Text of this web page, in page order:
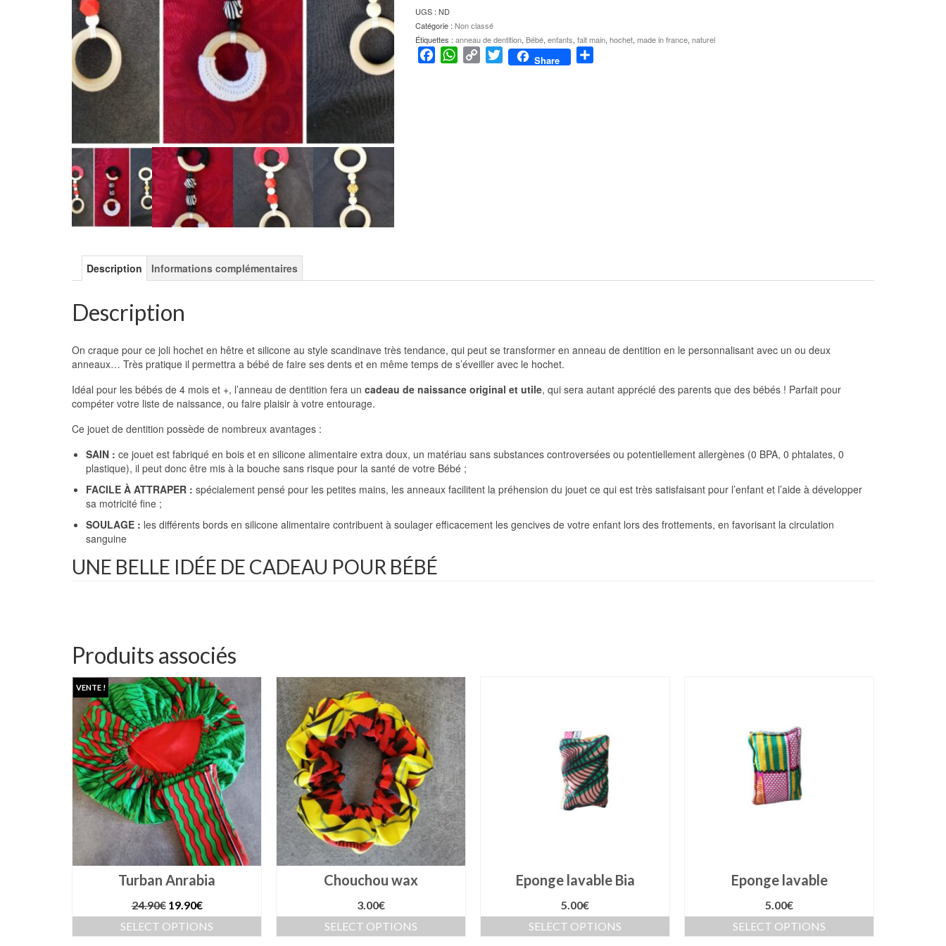
UGS : ND
Catégorie : Non classé
Étiquettes : anneau de dentition, Bébé, enfants, fait main, hochet, made in france, naturel
FacebookWhatsApp
Copy TwitterShare
Description Informations complémentaires
Description
On craque pour ce joli hochet en hêtre et silicone au style scandinave très tendance, qui peut se transformer en anneau de dentition en le personnalisant avec un ou deux
anneaux… Très pratique il permettra a bébé de faire ses dents et en même temps de s’éveiller avec le hochet.
Idéal pour les bébés de 4 mois et +, l’anneau de dentition fera un cadeau de naissance original et utile, qui sera autant apprécié des parents que des bébés ! Parfait pour
compéter votre liste de naissance, ou faire plaisir à votre entourage.
Ce jouet de dentition possède de nombreux avantages :
SAIN : ce jouet est fabriqué en bois et en silicone alimentaire extra doux, un matériau sans substances controversées ou potentiellement allergènes (0 BPA, 0 phtalates, 0
plastique), il peut donc être mis à la bouche sans risque pour la santé de votre Bébé ;
FACILE À ATTRAPER : spécialement pensé pour les petites mains, les anneaux facilitent la préhension du jouet ce qui est très satisfaisant pour l’enfant et l’aide à développer
sa motricité fine ;
SOULAGE : les différents bords en silicone alimentaire contribuent à soulager efficacement les gencives de votre enfant lors des frottements, en favorisant la circulation
sanguine
UNE BELLE IDÉE DE CADEAU POUR BÉBÉ
Produits associés
VENTE !
Turban Anrabia
24.90€ Le
prix
initial
19.90€Le
prix
actuel
SELECT OPTIONS
Chouchou wax
3.00€
SELECT OPTIONS
Eponge lavable Bia
5.00€
SELECT OPTIONS
Eponge lavable
5.00€
SELECT OPTIONS